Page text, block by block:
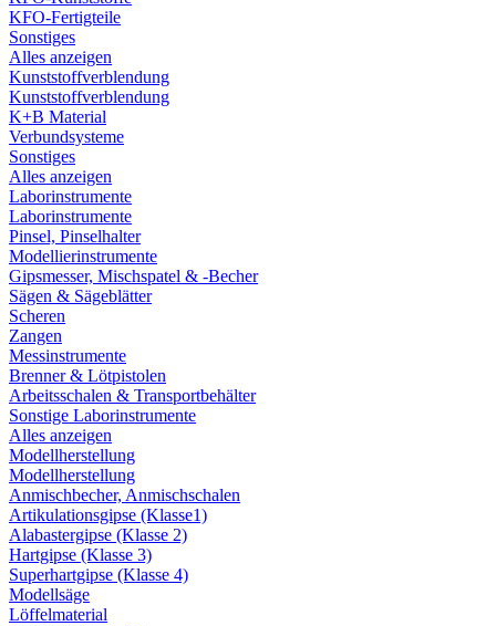
KFO-Fertigteile
Sonstiges
Alles anzeigen
Kunststoffverblendung
Kunststoffverblendung
K+B Material
Verbundsysteme
Sonstiges
Alles anzeigen
Laborinstrumente
Laborinstrumente
Pinsel, Pinselhalter
Modellierinstrumente
Gipsmesser, Mischspatel & -Becher
Sägen & Sägeblätter
Scheren
Zangen
Messinstrumente
Brenner & Lötpistolen
Arbeitsschalen & Transportbehälter
Sonstige Laborinstrumente
Alles anzeigen
Modellherstellung
Modellherstellung
Anmischbecher, Anmischschalen
Artikulationsgipse (Klasse1)
Alabastergipse (Klasse 2)
Hartgipse (Klasse 3)
Superhartgipse (Klasse 4)
Modellsäge
Löffelmaterial